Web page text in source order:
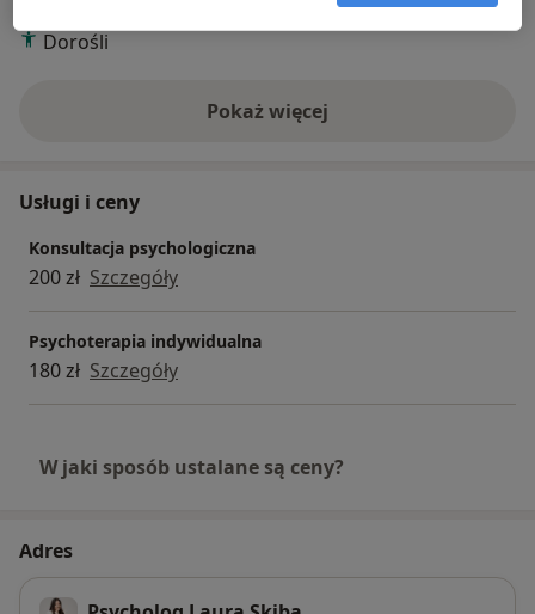
Dorośli
Pokaż więcejo doświadczeniu
Usługi i ceny
Konsultacja psychologiczna
200 zł Szczegóły
Psychoterapia indywidualna
180 zł Szczegóły
W jaki sposób ustalane są ceny?
Adres